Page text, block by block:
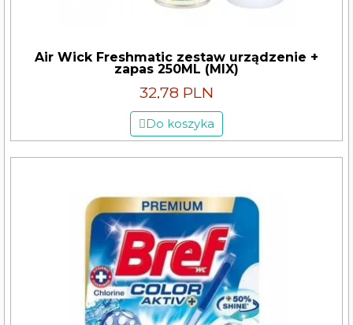
Air Wick Freshmatic zestaw urządzenie +
zapas 250ML (MIX)
32,78 PLN
Do koszyka